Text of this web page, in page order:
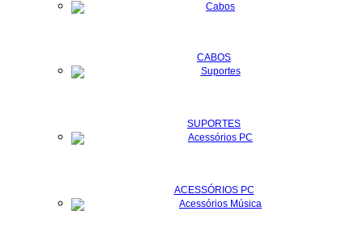
CABOS
SUPORTES
ACESSÓRIOS PC